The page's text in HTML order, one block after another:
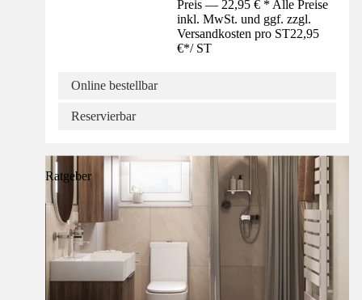
Preis — 22,95 € * Alle Preise
inkl. MwSt. und ggf. zzgl.
Versandkosten pro ST22,95
€*/ ST
Online bestellbar
Reservierbar
Ratgeber